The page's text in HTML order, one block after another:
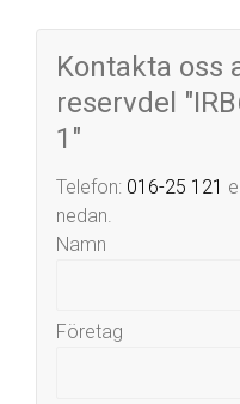
Kontakta oss
reservdel
1"
Telefon: 016-25 121
nedan.
Namn
Företag